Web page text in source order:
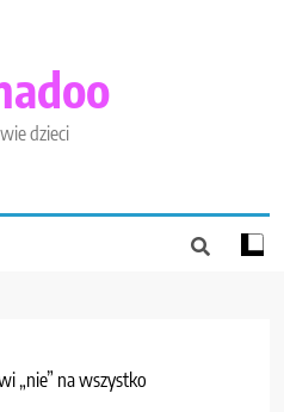
dzieci
„nie” na wszystko